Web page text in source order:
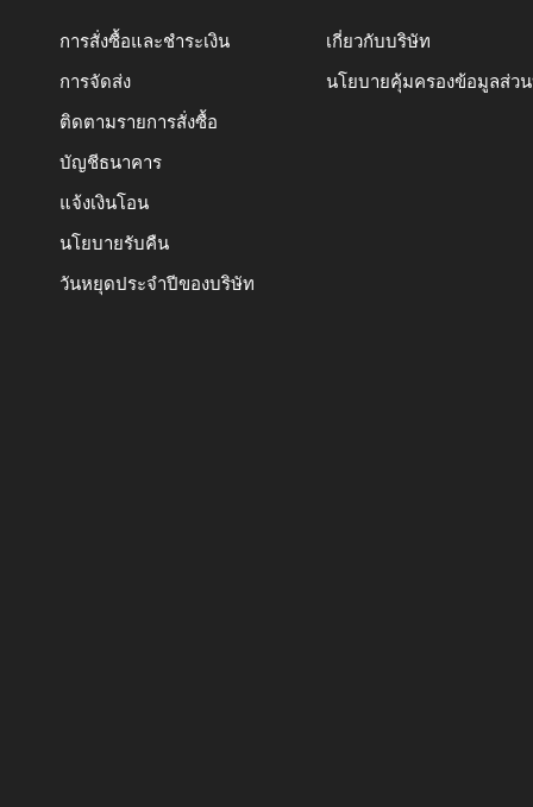
การสั่งซื้อและชำระเงิน
การจัดส่ง
ติดตามรายการสั่งซื้อ
บัญชีธนาคาร
แจ้งเงินโอน
นโยบายรับคืน
วันหยุดประจำปีของบริษัท
เกี่ยวกับบริษัท
นโยบายคุ้มครองข้อมูลส่ว